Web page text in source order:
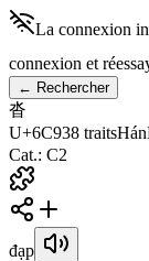
La connexion
connexion et
← Rechercher
沓
U+6C938 traitsHán
Cat.: C2
đạp